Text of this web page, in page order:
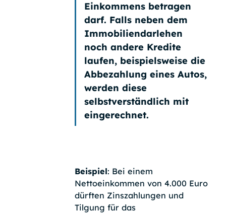
Einkommens betragen
darf. Falls neben dem
Immobiliendarlehen
noch andere Kredite
laufen, beispielsweise die
Abbezahlung eines Autos,
werden diese
selbstverständlich mit
eingerechnet.
Beispiel: Bei einem
Nettoeinkommen von 4.000 Euro
dürften Zinszahlungen und
Tilgung für das